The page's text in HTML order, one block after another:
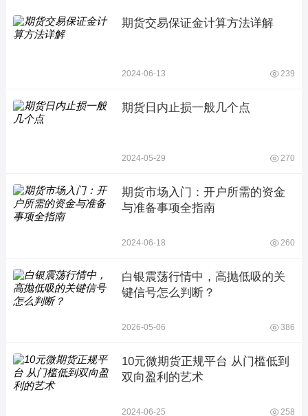
期货交易保证金计算方法详解
2024-06-13 239
期货日内止损一般几个点
2024-05-29 270
期货市场入门：开户所需的资金
与准备事项全指南
2024-06-18 260
白银震荡行情中，高抛低吸的关
键信号怎么判断？
2026-05-06 386
10元微期货正规平台 从门槛低到
双向盈利的艺术
2024-06-25 258